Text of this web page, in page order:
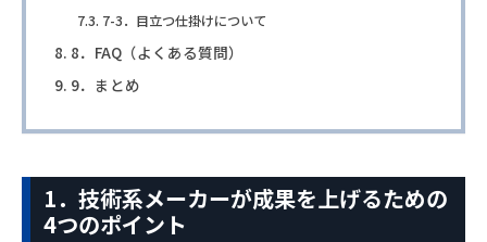
7-3．目立つ仕掛けについて
8．FAQ（よくある質問）
9．まとめ
1．技術系メーカーが成果を上げるための
4つのポイント